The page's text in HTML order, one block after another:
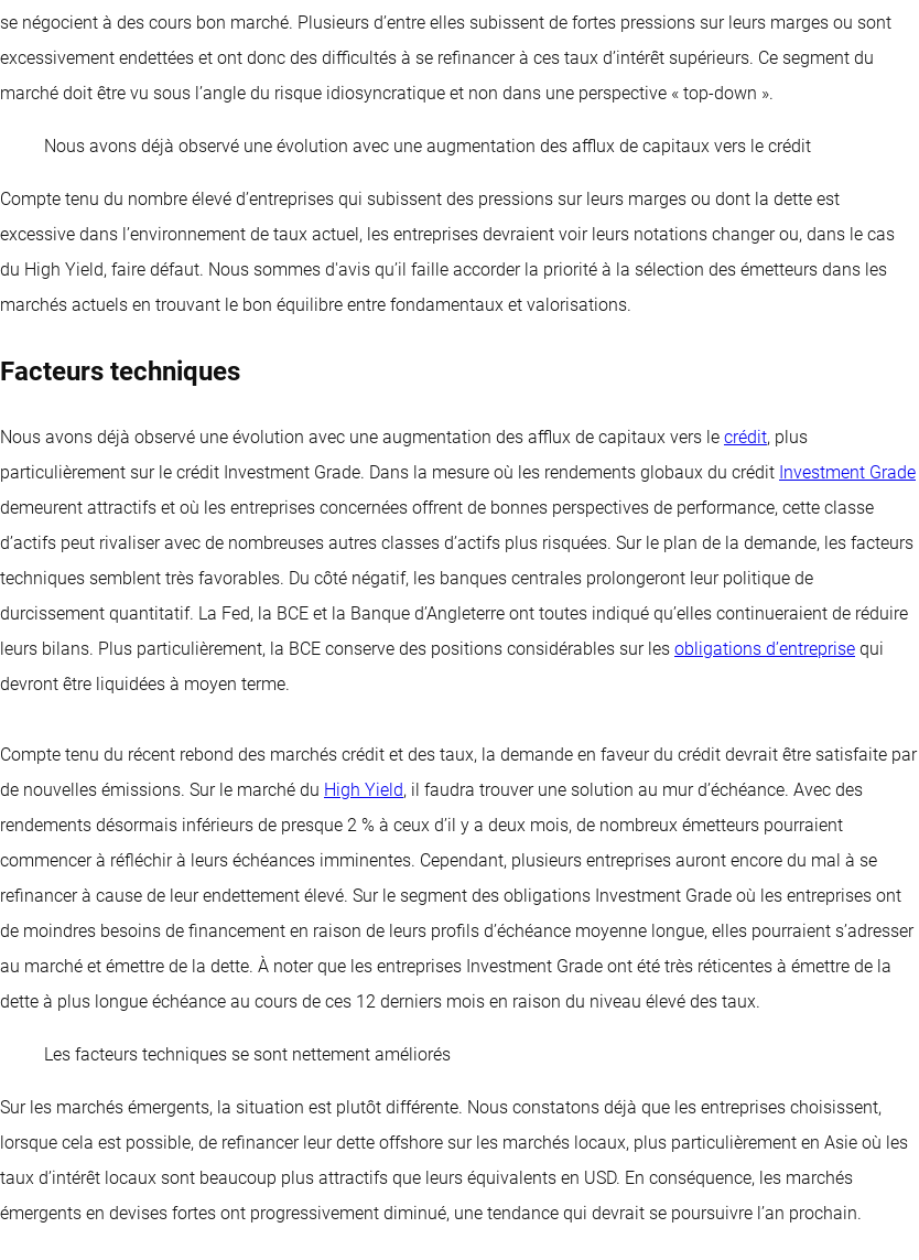
se négocient à des cours bon marché. Plusieurs d’entre elles subissent de fortes pressions sur leurs marges ou sont
excessivement endettées et ont donc des difficultés à se refinancer à ces taux d’intérêt supérieurs. Ce segment du
marché doit être vu sous l’angle du risque idiosyncratique et non dans une perspective « top-down ».
Nous avons déjà observé une évolution avec une augmentation des afflux de capitaux vers le crédit
Compte tenu du nombre élevé d’entreprises qui subissent des pressions sur leurs marges ou dont la dette est
excessive dans l’environnement de taux actuel, les entreprises devraient voir leurs notations changer ou, dans le cas
du High Yield, faire défaut. Nous sommes d'avis qu’il faille accorder la priorité à la sélection des émetteurs dans les
marchés actuels en trouvant le bon équilibre entre fondamentaux et valorisations.
Facteurs techniques
Nous avons déjà observé une évolution avec une augmentation des afflux de capitaux vers le crédit, plus
particulièrement sur le crédit Investment Grade. Dans la mesure où les rendements globaux du crédit Investment Grade
demeurent attractifs et où les entreprises concernées offrent de bonnes perspectives de performance, cette classe
d’actifs peut rivaliser avec de nombreuses autres classes d’actifs plus risquées. Sur le plan de la demande, les facteurs
techniques semblent très favorables. Du côté négatif, les banques centrales prolongeront leur politique de
durcissement quantitatif. La Fed, la BCE et la Banque d’Angleterre ont toutes indiqué qu’elles continueraient de réduire
leurs bilans. Plus particulièrement, la BCE conserve des positions considérables sur les obligations d’entreprise qui
devront être liquidées à moyen terme.
Compte tenu du récent rebond des marchés crédit et des taux, la demande en faveur du crédit devrait être satisfaite par
de nouvelles émissions. Sur le marché du High Yield, il faudra trouver une solution au mur d’échéance. Avec des
rendements désormais inférieurs de presque 2 % à ceux d’il y a deux mois, de nombreux émetteurs pourraient
commencer à réfléchir à leurs échéances imminentes. Cependant, plusieurs entreprises auront encore du mal à se
refinancer à cause de leur endettement élevé. Sur le segment des obligations Investment Grade où les entreprises ont
de moindres besoins de financement en raison de leurs profils d’échéance moyenne longue, elles pourraient s’adresser
au marché et émettre de la dette. À noter que les entreprises Investment Grade ont été très réticentes à émettre de la
dette à plus longue échéance au cours de ces 12 derniers mois en raison du niveau élevé des taux.
Les facteurs techniques se sont nettement améliorés
Sur les marchés émergents, la situation est plutôt différente. Nous constatons déjà que les entreprises choisissent,
lorsque cela est possible, de refinancer leur dette offshore sur les marchés locaux, plus particulièrement en Asie où les
taux d’intérêt locaux sont beaucoup plus attractifs que leurs équivalents en USD. En conséquence, les marchés
émergents en devises fortes ont progressivement diminué, une tendance qui devrait se poursuivre l’an prochain.